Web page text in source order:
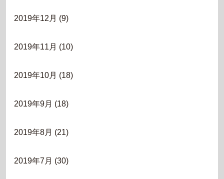
2019年12月 (9)
2019年11月 (10)
2019年10月 (18)
2019年9月 (18)
2019年8月 (21)
2019年7月 (30)